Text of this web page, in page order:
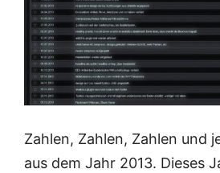
Zahlen, Zahlen, Zahlen und
aus dem Jahr 2013. Dieses